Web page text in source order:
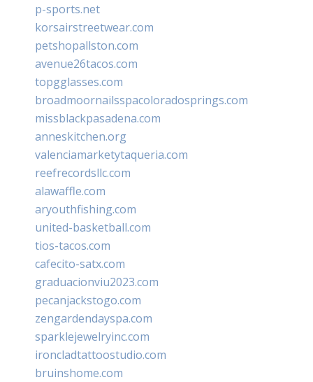
p-sports.net
korsairstreetwear.com
petshopallston.com
avenue26tacos.com
topgglasses.com
broadmoornailsspacoloradosprings.com
missblackpasadena.com
anneskitchen.org
valenciamarketytaqueria.com
reefrecordsllc.com
alawaffle.com
aryouthfishing.com
united-basketball.com
tios-tacos.com
cafecito-satx.com
graduacionviu2023.com
pecanjackstogo.com
zengardendayspa.com
sparklejewelryinc.com
ironcladtattoostudio.com
bruinshome.com